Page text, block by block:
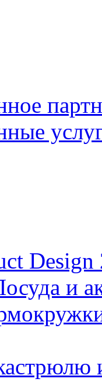
Design
и